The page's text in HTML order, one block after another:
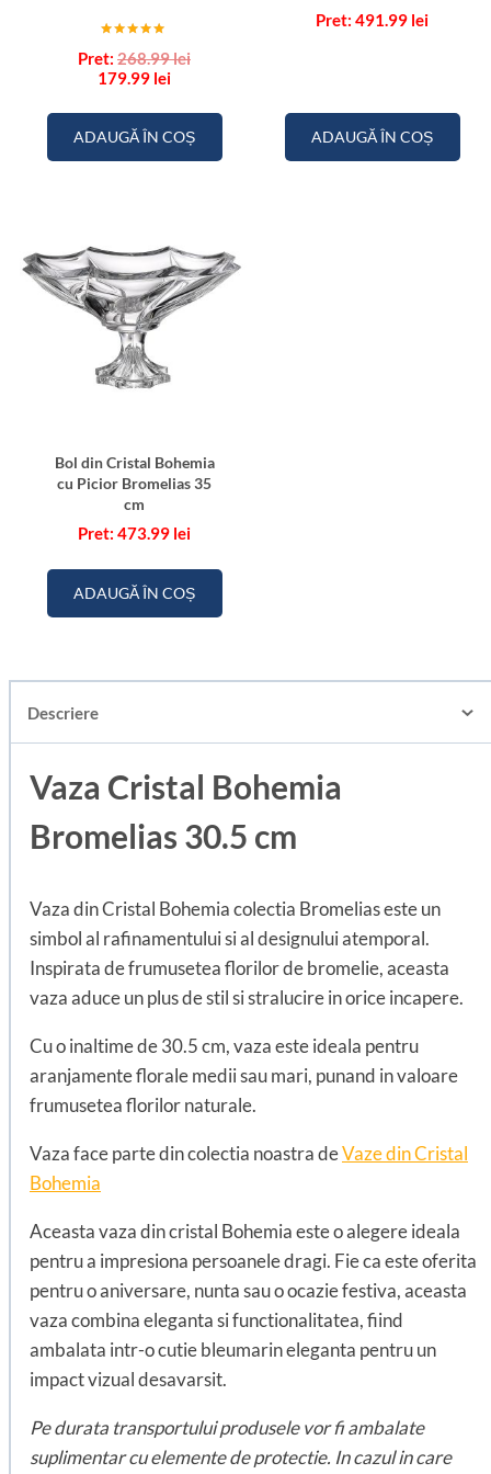
5.00
din 5
268.99leiPrețul
fost:
268.99 lei.
179.99 leiPrețul
este:
179.99 lei.
ADAUGĂ ÎN COȘ
491.99 lei
ADAUGĂ ÎN COȘ
Bol din Cristal Bohemia
cu Picior Bromelias 35
cm
473.99 lei
ADAUGĂ ÎN COȘ
Descriere
Vaza Cristal Bohemia
Bromelias 30.5 cm
Vaza din Cristal Bohemia colectia Bromelias este un
simbol al rafinamentului si al designului atemporal.
Inspirata de frumusetea florilor de bromelie, aceasta
vaza aduce un plus de stil si stralucire in orice incapere.
Cu o inaltime de 30.5 cm, vaza este ideala pentru
aranjamente florale medii sau mari, punand in valoare
frumusetea florilor naturale.
Vaza face parte din colectia noastra deVaze din Cristal
Bohemia
Aceasta vaza din cristal Bohemia este o alegere ideala
pentru a impresiona persoanele dragi. Fie ca este oferita
pentru o aniversare, nunta sau o ocazie festiva, aceasta
vaza combina eleganta si functionalitatea, fiind
ambalata intr-o cutie bleumarin eleganta pentru un
impact vizual desavarsit.
Pe durata transportului produsele vor fi ambalate
suplimentar cu elemente de protectie. In cazul in care